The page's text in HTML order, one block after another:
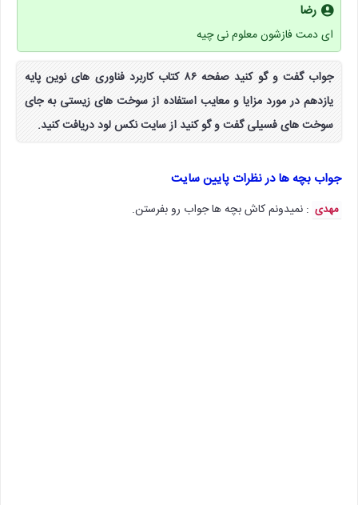
رضا
ای دمت فازشون معلوم نی چیه
جواب گفت و گو کنید صفحه ۸۶ کتاب کاربرد فناوری های نوین پایه
یازدهم در مورد مزایا و معایب استفاده از سوخت های زیستی به جای
سوخت های فسیلی گفت و گو کنید از سایت نکس لود دریافت کنید.
جواب بچه ها در نظرات پایین سایت
مهدی : نمیدونم کاش بچه ها جواب رو بفرستن.